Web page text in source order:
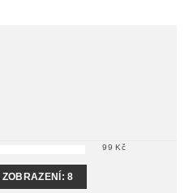
99 Kč
ZOBRAZENÍ:8